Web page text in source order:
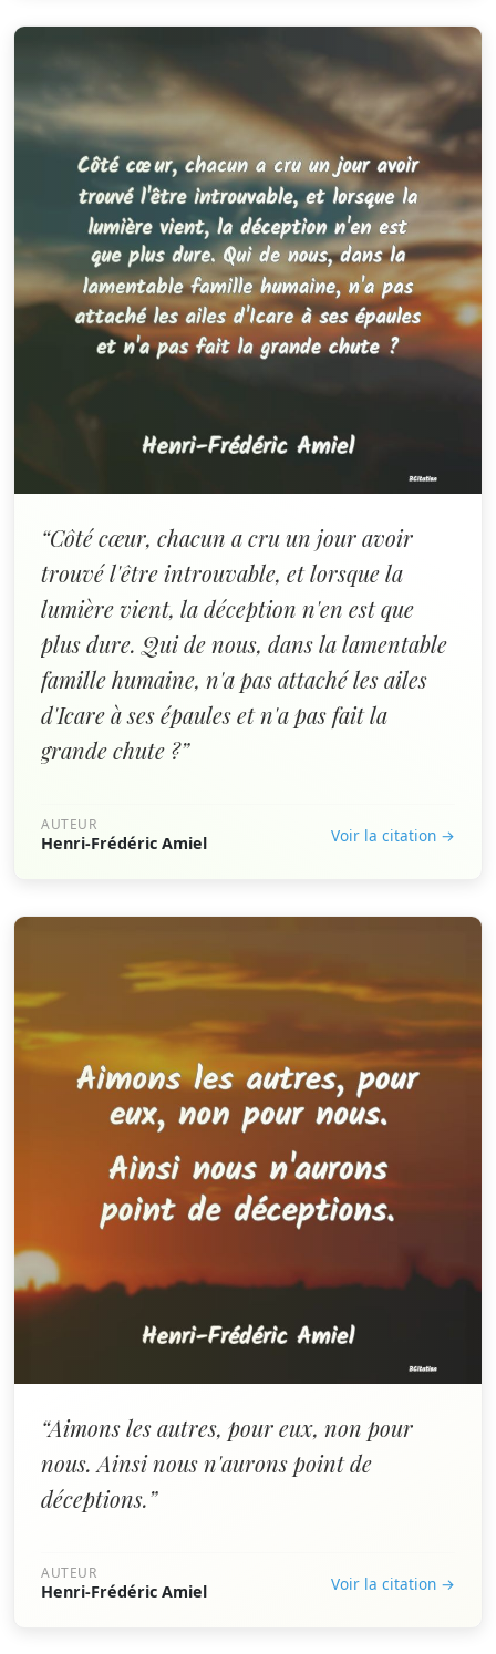
“Côté cœur, chacun a cru un jour avoir
trouvé l'être introuvable, et lorsque la
lumière vient, la déception n'en est que
plus dure. Qui de nous, dans la lamentable
famille humaine, n'a pas attaché les ailes
d'Icare à ses épaules et n'a pas fait la
grande chute ?”
AUTEUR
Henri-Frédéric Amiel Voir la citation →
“Aimons les autres, pour eux, non pour
nous. Ainsi nous n'aurons point de
déceptions.”
AUTEUR
Henri-Frédéric Amiel Voir la citation →